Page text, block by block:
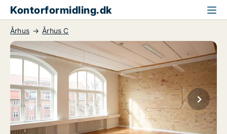
Kontorformidling.dk
Århus Århus C